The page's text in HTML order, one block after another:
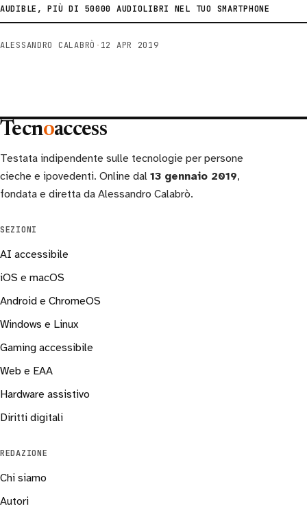
AUDIBLE, PIÙ DI 50000 AUDIOLIBRI NEL TUO SMARTPHONE
ALESSANDRO CALABRÒ · 12 APR 2019
Tecnoaccess
Testata indipendente sulle tecnologie per persone
cieche e ipovedenti. Online dal 13 gennaio 2019,
fondata e diretta da Alessandro Calabrò.
SEZIONI
AI accessibile
iOS e macOS
Android e ChromeOS
Windows e Linux
Gaming accessibile
Web e EAA
Hardware assistivo
Diritti digitali
REDAZIONE
Chi siamo
Autori